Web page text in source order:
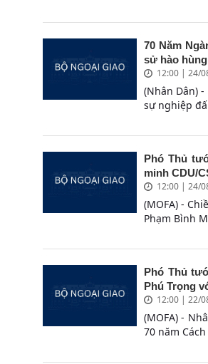
70 Năm
sử hào
12:00 | 24/
(Nhân Dân)
sự nghiệp
Phó Thủ
minh CDU/
12:00 | 24/
(MOFA) -
Phạm Bình
Phó Thủ
Phú Trọng
12:00 | 22/
(MOFA) -
70 năm